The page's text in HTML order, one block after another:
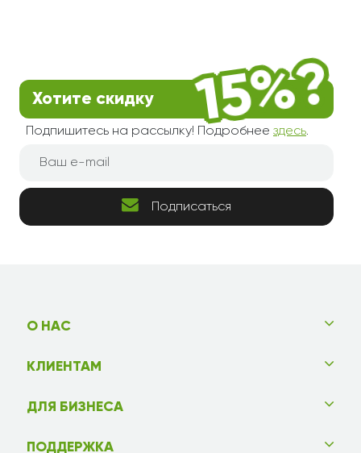
Хотите скидку
Подпишитесь на рассылку! Подробнее здесь.
Подписаться
О НАС
КЛИЕНТАМ
ДЛЯ БИЗНЕСА
ПОДДЕРЖКА